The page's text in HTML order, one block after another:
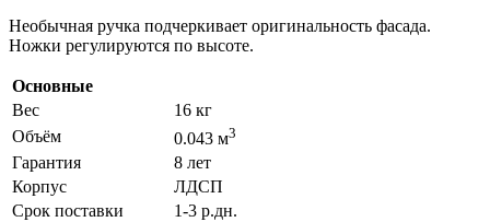
Необычная ручка подчеркивает оригинальность фасада.
Ножки регулируются по высоте.
Основные
Вес
16 кг
Объём
0.043 м3
Гарантия
8 лет
Корпус
ЛДСП
Срок поставки
1-3 р.дн.